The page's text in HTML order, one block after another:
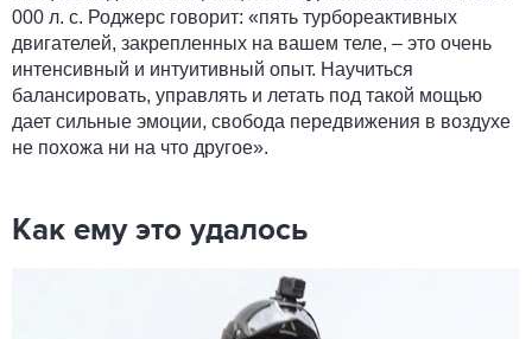
000 л. с. Роджерс говорит: «пять турбореактивных
двигателей, закрепленных на вашем теле, – это очень
интенсивный и интуитивный опыт. Научиться
балансировать, управлять и летать под такой мощью
дает сильные эмоции, свобода передвижения в воздухе
не похожа ни на что другое».
Как ему это удалось